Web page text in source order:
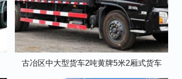
古冶区中大型货车2吨黄牌5米2厢式货车